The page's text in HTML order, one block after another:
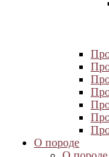
О породе